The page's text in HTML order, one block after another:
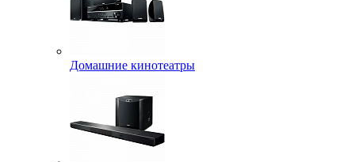
Домашние кинотеатры